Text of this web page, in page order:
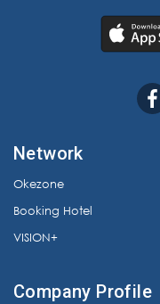
Network
Okezone
Booking Hotel
VISION+
Company Profile